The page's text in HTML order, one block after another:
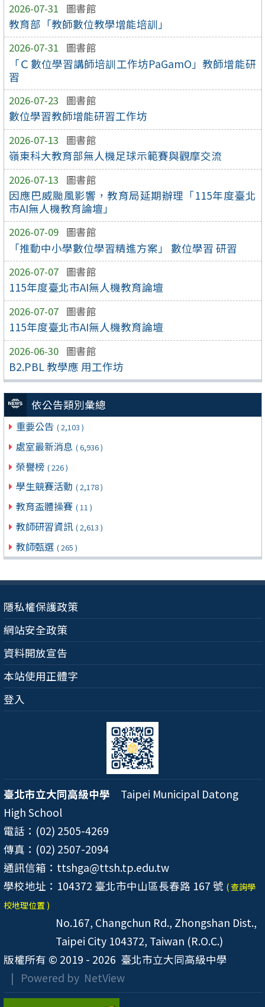
2026-07-31 圖書館
教育部「教師數位教學增能培訓」
2026-07-31 圖書館
「Ｃ數位學習講師培訓工作坊PaGamO」教師增能研
習
2026-07-23 圖書館
數位學習教師增能研習工作坊
2026-07-13 圖書館
嶺東科大教育部無人機足球示範賽與觀摩交流
2026-07-13 圖書館
因應巴威颱風影響，教育局延期辦理「115年度臺北
市AI無人機教育論壇」
2026-07-09 圖書館
「推動中小學數位學習精進方案」 數位學習 研習
2026-07-07 圖書館
115年度臺北市AI無人機教育論壇
2026-07-07 圖書館
115年度臺北市AI無人機教育論壇
2026-06-30 圖書館
B2.PBL 教學應 用工作坊
依公告類別彙總
重要公告 ( 2,103 )
處室最新消息 ( 6,936 )
榮譽榜 ( 226 )
學生競賽活動 ( 2,178 )
教育盃體操賽 ( 11 )
教師研習資訊 ( 2,613 )
教師甄選 ( 265 )
隱私權保護政策
網站安全政策
資料開放宣告
本站使用正體字
登入
臺北市立大同高級中學 Taipei Municipal Datong
High School
電話：(02) 2505-4269
傳真：(02) 2507-2094
通訊信箱：ttshga@ttsh.tp.edu.tw
學校地址：104372 臺北市中山區長春路 167 號 ( 查詢學
校地理位置 )
No.167, Changchun Rd., Zhongshan Dist.,
Taipei City 104372, Taiwan (R.O.C.)
版權所有 © 2019 - 2026 臺北市立大同高級中學
| Powered by NetView